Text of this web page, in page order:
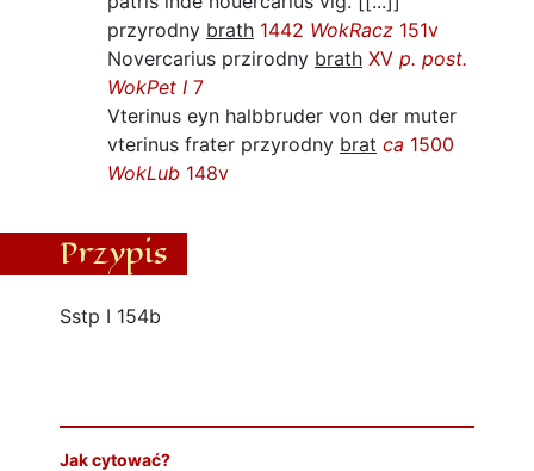
przyrodny brath 1442 WokRacz 151v
Novercarius przirodny brath XV p. post.
WokPet I 7
Vterinus eyn halbbruder von der muter
vterinus frater przyrodny brat ca 1500
WokLub 148v
Przypis
Sstp I 154b
Jak cytować?